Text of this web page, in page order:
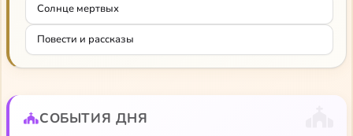
Лекционный курс Михаила Дунаева
Солнце мертвых
Повести и рассказы
СОБЫТИЯ ДНЯ